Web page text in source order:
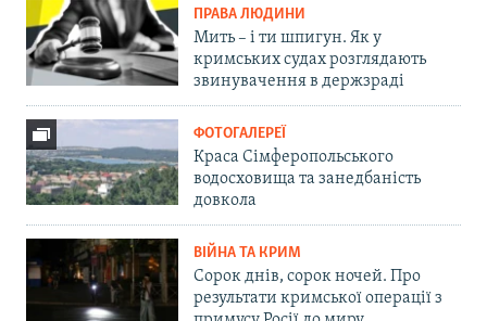
ПРАВА ЛЮДИНИ
Мить – і ти шпигун. Як у
кримських судах розглядають
звинувачення в держзраді
ФОТОГАЛЕРЕЇ
Краса Сімферопольського
водосховища та занедбаність
довкола
ВІЙНА ТА КРИМ
Сорок днів, сорок ночей. Про
результати кримської операції з